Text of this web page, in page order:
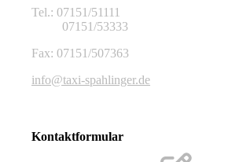
Tel.: 07151/51111
07151/53333
Fax: 07151/507363
info@taxi-spahlinger.de
Kontaktformular